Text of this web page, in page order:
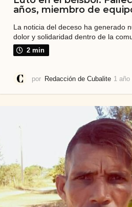
años, miembro de
La noticia del deceso ha generado
dolor y solidaridad dentro de la
2 min
por Redacción de Cubalite 1 año